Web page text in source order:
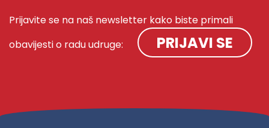
Prijavite se na naš newsletter kako biste primali
obavijesti o radu udruge:
PRIJAVI SE